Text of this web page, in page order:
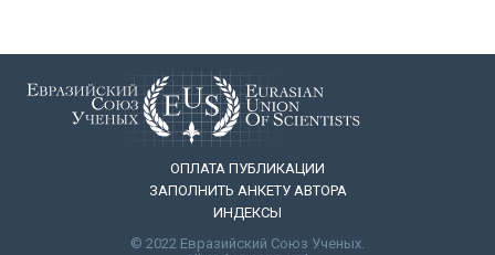
ОПЛАТА ПУБЛИКАЦИИ
ЗАПОЛНИТЬ АНКЕТУ АВТОРА
ИНДЕКСЫ
© 2022 Евразийский Союз Ученых.